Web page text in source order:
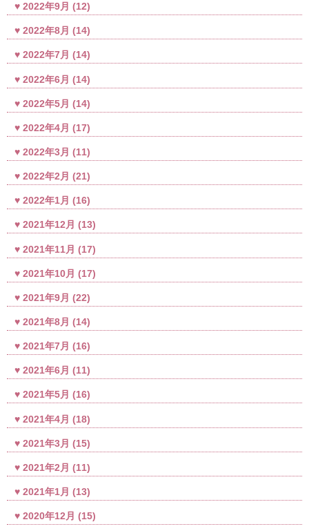
2022年9月 (12)
2022年8月 (14)
2022年7月 (14)
2022年6月 (14)
2022年5月 (14)
2022年4月 (17)
2022年3月 (11)
2022年2月 (21)
2022年1月 (16)
2021年12月 (13)
2021年11月 (17)
2021年10月 (17)
2021年9月 (22)
2021年8月 (14)
2021年7月 (16)
2021年6月 (11)
2021年5月 (16)
2021年4月 (18)
2021年3月 (15)
2021年2月 (11)
2021年1月 (13)
2020年12月 (15)